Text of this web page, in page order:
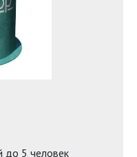
до 5 человек